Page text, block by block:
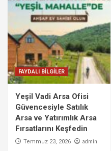
FAYDALI BİLGİLER
Yeşil Vadi Arsa Ofisi
Güvencesiyle Satılık
Arsa ve Yatırımlık Arsa
Fırsatlarını Keşfedin
Temmuz 23, 2026 admin